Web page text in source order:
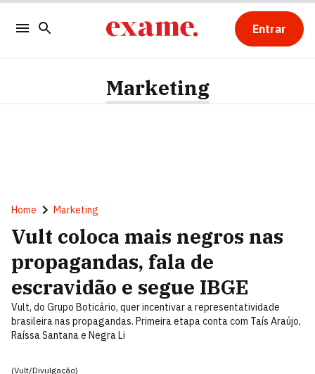
Entrar
Marketing
Home Marketing
Vult coloca mais negros nas
propagandas, fala de
escravidão e segue IBGE
Vult, do Grupo Boticário, quer incentivar a representatividade
brasileira nas propagandas. Primeira etapa conta com Taís Araújo,
Raíssa Santana e Negra Li
(Vult/Divulgação)